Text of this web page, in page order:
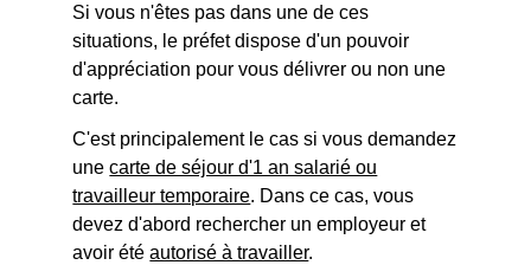
Si vous n'êtes pas dans une de ces
situations, le préfet dispose d'un pouvoir
d'appréciation pour vous délivrer ou non une
carte.
C'est principalement le cas si vous demandez
unecarte de séjour d'1 an salarié ou
travailleur temporaire. Dans ce cas, vous
devez d'abord rechercher un employeur et
avoir étéautorisé à travailler.